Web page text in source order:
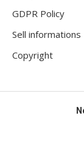
GDPR Policy
Sell informations
Copyright